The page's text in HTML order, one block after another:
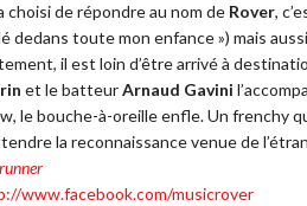
choisi de répondre au nom de Rover,
dedans toute mon enfance ») mais
il est loin d’être arrivé à
et le batteurArnaud Gavini
le bouche-à-oreille enfle. Un frenchy
la reconnaissance venue de
www.facebook.com/musicrover